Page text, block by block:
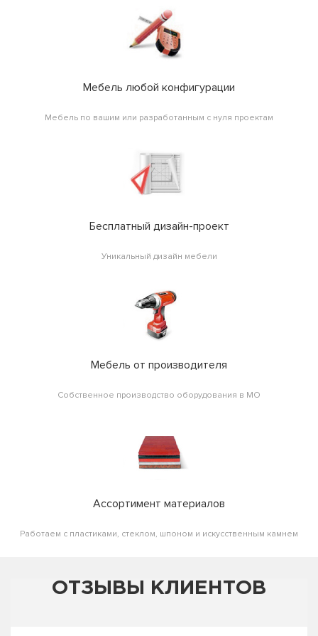
Мебель любой конфигурации
Мебель по вашим или разработанным с нуля проектам
Бесплатный дизайн-проект
Уникальный дизайн мебели
Мебель от производителя
Собственное производство оборудования в МО
Ассортимент материалов
Работаем с пластиками, стеклом, шпоном и искусственным камнем
ОТЗЫВЫ КЛИЕНТОВ